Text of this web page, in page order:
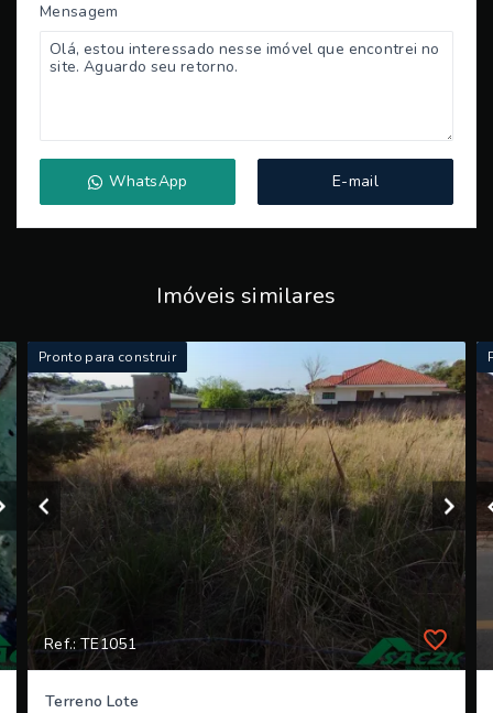
Mensagem
WhatsApp E-mail
Imóveis similares
Pronto para construir
Ref.: TE1051
Terreno Lote